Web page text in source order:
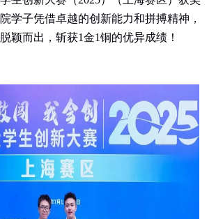
学子凭借卓越的创新能力和拼搏精神，
颖而出，斩获1金1铜的优异成绩！